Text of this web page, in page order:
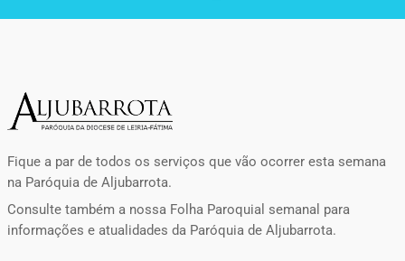
Fique a par de todos os serviços que vão ocorrer esta semana
na Paróquia de Aljubarrota.
Consulte também a nossa Folha Paroquial semanal para
informações e atualidades da Paróquia de Aljubarrota.